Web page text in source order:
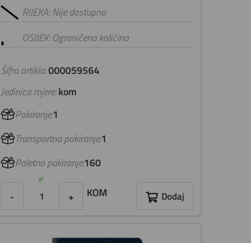
Šifra artikla:000059564
RIJEKA: Nije dostupno
OSIJEK: Ograničena količina
Jedinica mjere:kom
Pakiranje:1
Transportno pakiranje:1
Paletno pakiranje:160
- + KOM Dodaj